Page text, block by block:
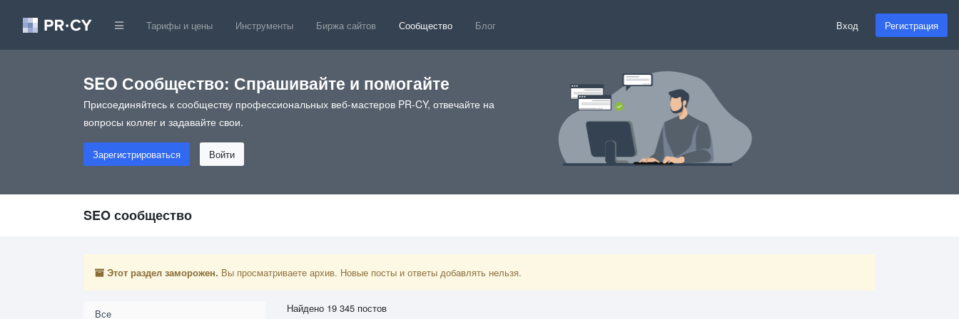
Тарифы и цены Инструменты Биржа сайтов Сообщество Блог Вход Регистрация
SEO Сообщество: Спрашивайте и помогайте
Присоединяйтесь к сообществу профессиональных веб-мастеров PR-CY, отвечайте на
вопросы коллег и задавайте свои.
Зарегистрироваться Войти
SEO сообщество
Этот раздел заморожен. Вы просматриваете архив. Новые посты и ответы добавлять нельзя.
Все Найдено 19 345 постов